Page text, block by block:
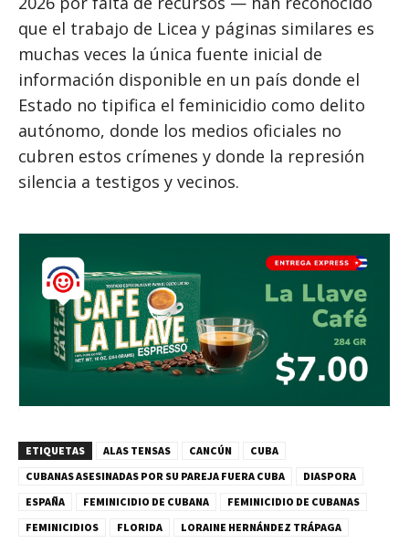
que el trabajo de Licea y páginas similares es
muchas veces la única fuente inicial de
información disponible en un país donde el
Estado no tipifica el feminicidio como delito
autónomo, donde los medios oficiales no
cubren estos crímenes y donde la represión
silencia a testigos y vecinos.
ETIQUETAS ALAS TENSAS CANCÚN
CUBA
CUBANAS ASESINADAS POR SU PAREJA FUERA CUBA
DIASPORA
ESPAÑA
FEMINICIDIO DE CUBANA
FEMINICIDIO DE CUBANAS
FEMINICIDIOS
FLORIDA
LORAINE HERNÁNDEZ TRÁPAGA